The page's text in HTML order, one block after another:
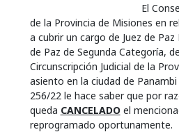
El
de la Provincia de Misiones en
a cubrir un cargo de Juez de
de Paz de Segunda Categoría,
Circunscripción Judicial de la
asiento en la ciudad de Panambi
256/22 le hace saber que por
queda CANCELADOel
reprogramado oportunamente.